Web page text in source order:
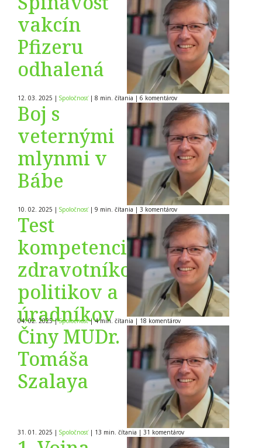
vakcín
Pfizeru
odhalená
12. 03. 2025 | Spoločnosť | 8 min. čítania | 6 komentárov
Boj s
veternými
mlynmi v
Bábe
10. 02. 2025 | Spoločnosť | 9 min. čítania | 3 komentárov
Test
kompetencie
zdravotníkov,
politikov a
úradníkov
04. 02. 2025| Spoločnosť |4 min. čítania | 18 komentárov
Činy MUDr.
Tomáša
Szalaya
31. 01. 2025 | Spoločnosť | 13 min. čítania | 31 komentárov